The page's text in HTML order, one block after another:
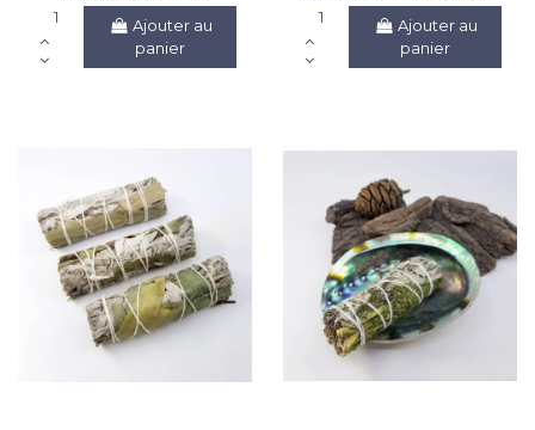
Ajouter au
panier
Ajouter au
panier